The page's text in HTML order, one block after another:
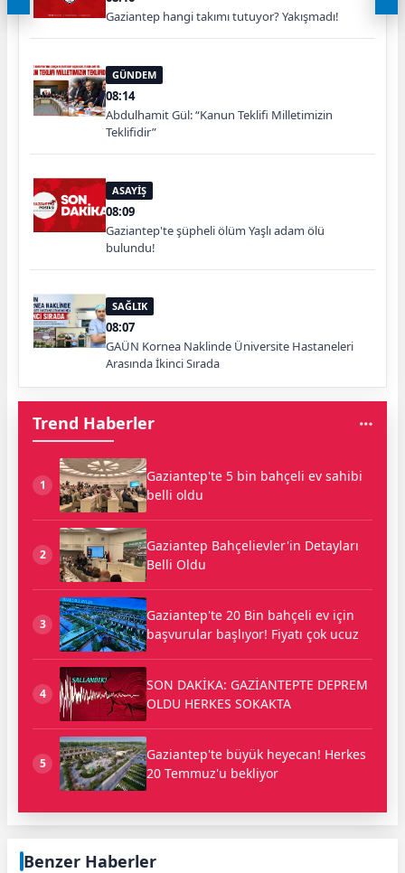
Gaziantep hangi takımı tutuyor? Yakışmadı!
GÜNDEM
08:14
Abdulhamit Gül: “Kanun Teklifi Milletimizin
Teklifidir”
ASAYİŞ
08:09
Gaziantep'te şüpheli ölüm Yaşlı adam ölü
bulundu!
SAĞLIK
08:07
GAÜN Kornea Naklinde Üniversite Hastaneleri
Arasında İkinci Sırada
Trend Haberler
1
Gaziantep'te 5 bin bahçeli ev sahibi
belli oldu
2
Gaziantep Bahçelievler'in Detayları
Belli Oldu
3
Gaziantep'te 20 Bin bahçeli ev için
başvurular başlıyor! Fiyatı çok ucuz
4
SON DAKİKA: GAZİANTEPTE DEPREM
OLDU HERKES SOKAKTA
5
Gaziantep'te büyük heyecan! Herkes
20 Temmuz'u bekliyor
Benzer Haberler